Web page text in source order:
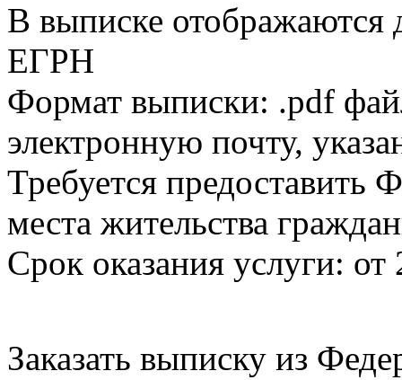
В выписке
ЕГРН
Формат выписки: .pdf
электронную почту,
Требуется
места жительства
Срок оказания услуги: от
Заказать выписку из